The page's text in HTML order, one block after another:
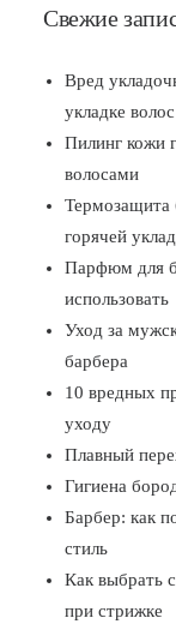
Свежие
Вред
укладке волос
Пилинг кожи
волосами
Термозащита
горячей
Парфюм для
использовать
Уход за
барбера
10 вредных
уходу
Плавный
Гигиена
Барбер: как
стиль
Как выбрать
при стрижке